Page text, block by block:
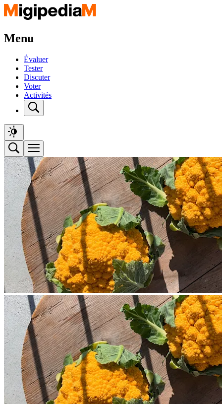
Menu
Évaluer
Tester
Discuter
Voter
Activités